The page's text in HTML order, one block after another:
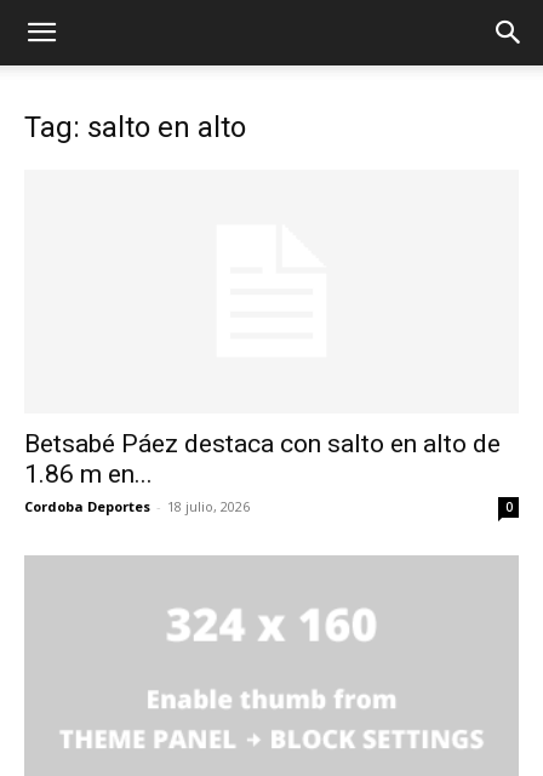
Tag: salto en alto
Betsabé Páez destaca con salto en alto de
1.86 m en...
Cordoba Deportes - 18 julio, 2026 0